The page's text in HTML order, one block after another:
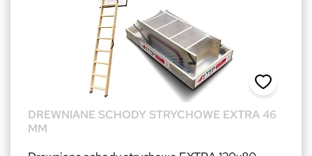
DREWNIANE SCHODY STRYCHOWE EXTRA 46
MM